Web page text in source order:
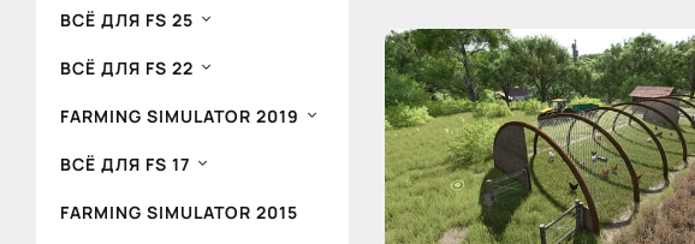
ВСЁ ДЛЯ FS 25
ВСЁ ДЛЯ FS 22
FARMING SIMULATOR 2019
ВСЁ ДЛЯ FS 17
FARMING SIMULATOR 2015